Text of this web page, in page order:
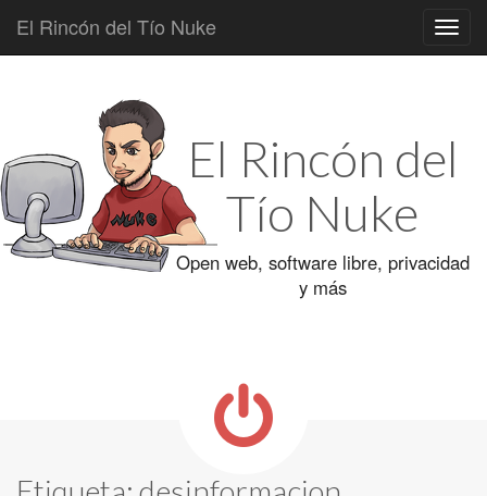
El Rincón del Tío Nuke
El Rincón del
Tío Nuke
Open web, software libre, privacidad
y más